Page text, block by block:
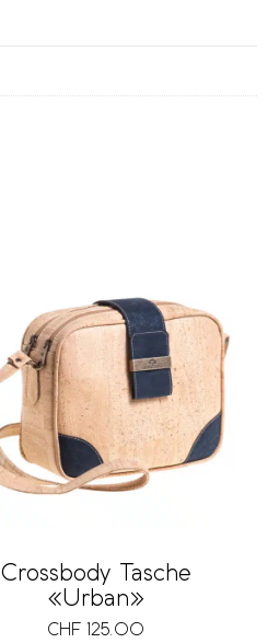
Crossbody Tasche
«Urban»
CHF 125.00